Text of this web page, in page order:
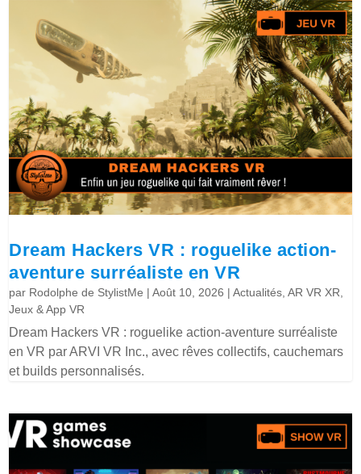
Dream Hackers VR : roguelike action-
aventure surréaliste en VR
par Rodolphe de StylistMe |Août 10, 2026 |Actualités ,AR VR XR
Jeux & App VR
Dream Hackers VR : roguelike action-aventure surréaliste
en VR par ARVI VR Inc., avec rêves collectifs, cauchemars
et builds personnalisés.